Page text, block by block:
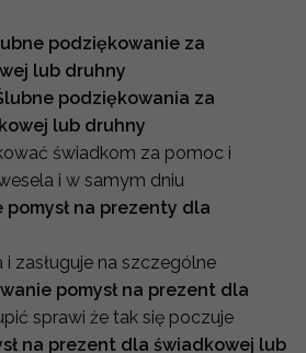
podziękowanie za
lub druhny
podziękowania za
lub druhny
świadkom za pomoc i
i w samym dniu
na prezenty dla
zasługuje na szczególne
pomysł na prezent dla
sprawi że tak się poczuje
na prezent dla świadkowej lub